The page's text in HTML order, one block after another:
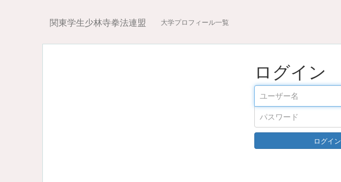
関東学生少林寺拳法連盟 大学プロフィール一覧
ログイン
ログイン